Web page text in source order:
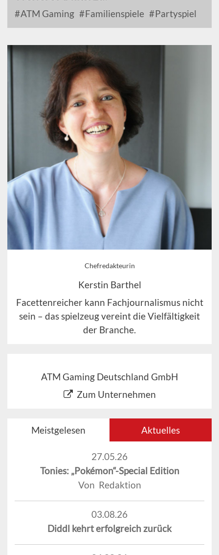
ATM Gaming Familienspiele Partyspiel
Chefredakteurin
Kerstin Barthel
Facettenreicher kann Fachjournalismus nicht
sein – das spielzeug vereint die Vielfältigkeit
der Branche.
ATM Gaming Deutschland GmbH
Zum Unternehmen
Meistgelesen Aktuelles
27.05.26
Tonies: „Pokémon“-Special Edition
Von Redaktion
03.08.26
Diddl kehrt erfolgreich zurück